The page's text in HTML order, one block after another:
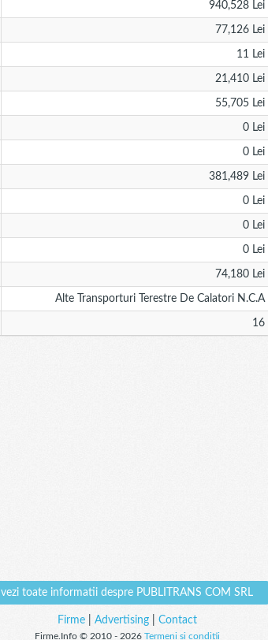
940,528 Lei
77,126 Lei
11 Lei
21,410 Lei
55,705 Lei
0 Lei
0 Lei
381,489 Lei
0 Lei
0 Lei
0 Lei
74,180 Lei
Alte Transporturi Terestre De Calatori N.c.a
16
vezi toate informatii despre PUBLITRANS COM SRL
Firme| Advertising| Contact
Firme.Info © 2010 - 2026 Termeni si conditii